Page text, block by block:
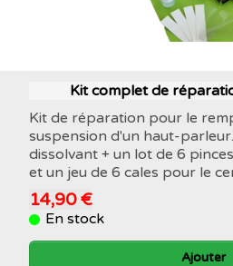
Kit complet de
Kit de réparation pour le
suspension d'un haut-
dissolvant + un lot de 6
et un jeu de 6 cales pour le
14,90 €
En stock
Ajouter